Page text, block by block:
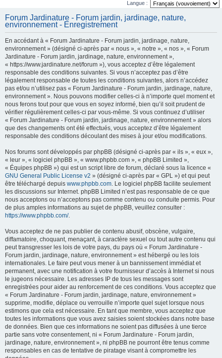
Langue :
Forum Jardinature - Forum jardin, jardinage, nature,
environnement - Enregistrement
En accédant à « Forum Jardinature - Forum jardin, jardinage, nature,
environnement » (désigné ci-après par « nous », « notre », « nos », « Forum
Jardinature - Forum jardin, jardinage, nature, environnement »,
« https://www.jardinature.net/forum »), vous acceptez d’être légalement
responsable des conditions suivantes. Si vous n’acceptez pas d’être
légalement responsable de toutes les conditions suivantes, alors n’accédez
pas et/ou n’utilisez pas « Forum Jardinature - Forum jardin, jardinage, nature,
environnement ». Nous pouvons modifier celles-ci à n’importe quel moment et
nous ferons tout pour que vous en soyez informé, bien qu’il soit prudent de
vérifier régulièrement celles-ci par vous-même. Si vous continuez d’utiliser
« Forum Jardinature - Forum jardin, jardinage, nature, environnement » alors
que des changements ont été effectués, vous acceptez d’être légalement
responsable des conditions découlant des mises à jour et/ou modifications.
Nos forums sont développés par phpBB (désigné ci-après par « ils », « eux »,
« leur », « logiciel phpBB », « www.phpbb.com », « phpBB Limited »,
« Équipes phpBB ») qui est un script libre de forum, déclaré sous la licence «
GNU General Public License v2 » (désigné ci-après par « GPL ») et qui peut
être téléchargé depuis www.phpbb.com. Le logiciel phpBB facilite seulement
les discussions sur Internet. phpBB Limited n’est pas responsable de ce que
nous acceptons ou n’acceptons pas comme contenu ou conduite permis. Pour
de plus amples informations au sujet de phpBB, veuillez consulter :
https://www.phpbb.com/.
Vous acceptez de ne pas publier de contenu abusif, obscène, vulgaire,
diffamatoire, choquant, menaçant, à caractère sexuel ou tout autre contenu qui
peut transgresser les lois de votre pays, du pays où « Forum Jardinature -
Forum jardin, jardinage, nature, environnement » est hébergé ou les lois
internationales. Le faire peut vous mener à un bannissement immédiat et
permanent, avec une notification à votre fournisseur d’accès à Internet si nous
le jugeons nécessaire. Les adresses IP de tous les messages sont
enregistrées pour aider au renforcement de ces conditions. Vous acceptez que
« Forum Jardinature - Forum jardin, jardinage, nature, environnement »
supprime, modifie, déplace ou verrouille n’importe quel sujet lorsque nous
estimons que cela est nécessaire. En tant que membre, vous acceptez que
toutes les informations que vous avez saisies soient stockées dans notre base
de données. Bien que ces informations ne soient pas diffusées à une tierce
partie sans votre consentement, ni « Forum Jardinature - Forum jardin,
jardinage, nature, environnement », ni phpBB ne pourront être tenus comme
responsables en cas de tentative de piratage visant à compromettre les